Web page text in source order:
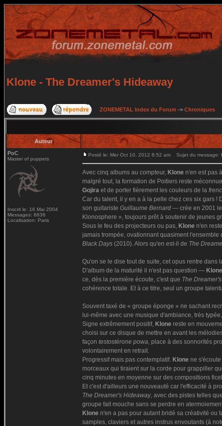
Klone - The Dreamer's Hideaway
ZONEMETAL Index du Forum -> Chroniques
Auteur
PoC
Master of puppets
Inscrit le: 16 Mai 2004
Messages: 6636
Localisation: Paris
Posté le: Mer Oct 10, 2012 8:52 am Sujet du message:
Avec cinq albums au compteur, Klone n'en est pas
malgré tout, la formation de Poitiers reste
Gojira et de porter fièrement les couleurs de la
Car du talent, il y en a à la pelle chez ces six gars !
son guitariste Guillaume Bernard — crée en 2001
Klonosphere », toujours prêt à soutenir de jeunes
Sous le feu des projecteurs ou pas, Klone n'en
jamais trompée, ovationnant quasiment
Black Days (2010). Alors qu'en est-il de The
Qu'on se le dise tout de suite, cet opus rentre dans
D'album de la maturité il n'est pas question — Klone
ce, dès la première écoute, c'est que The
cohérence totale. Et à ce titre, seul un groupe
Souvent taxé de « groupe éponge » ne sachant
lui-même avec une musique d'ambiance, très
Signe extrêmement positif, Klone reste en
choisi sur ce disque de mettre en avant les
façon testostérone powa, place à des sonnorités
volontairement en retrait.
Progressif mais pas contemplatif. Klone ne
morceaux qui tiraient sur la corde pour grappiller
cinq minutes en moyenne sur des compositions
Et c'est d'ailleurs une nouveauté car l'efficacité à
The Dreamer's Hideaway, avec des pistes telles
groupe fait mouche sans se perdre en
Klone n'en a pas pour autant bridé sa créativité ou
samples, claviers et autres instrus envoutants (à